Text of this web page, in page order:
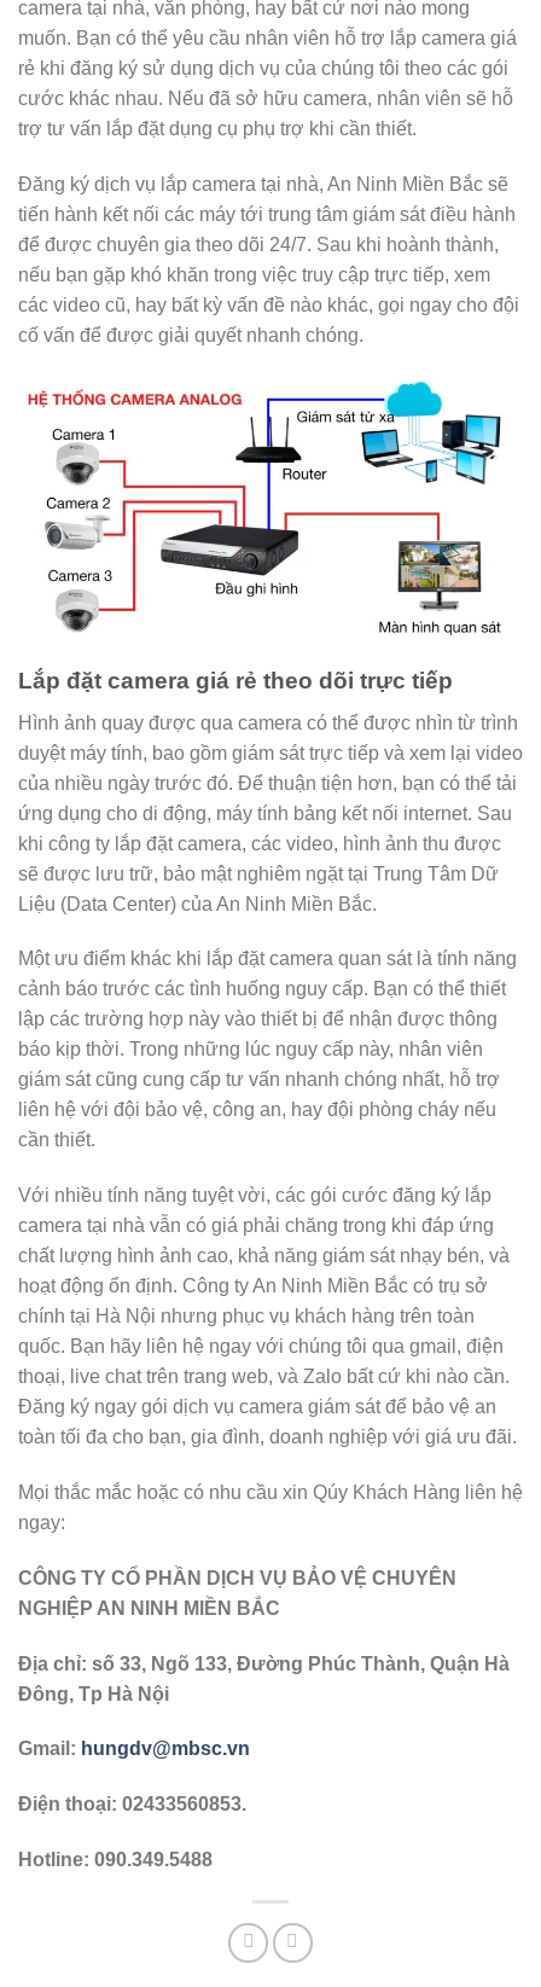
camera tại nhà, văn phòng, hay bất cứ nơi nào mong
muốn. Bạn có thể yêu cầu nhân viên hỗ trợ lắp camera giá
rẻ khi đăng ký sử dụng dịch vụ của chúng tôi theo các gói
cước khác nhau. Nếu đã sở hữu camera, nhân viên sẽ hỗ
trợ tư vấn lắp đặt dụng cụ phụ trợ khi cần thiết.
Đăng ký dịch vụ lắp camera tại nhà, An Ninh Miền Bắc sẽ
tiến hành kết nối các máy tới trung tâm giám sát điều hành
để được chuyên gia theo dõi 24/7. Sau khi hoành thành,
nếu bạn gặp khó khăn trong việc truy cập trực tiếp, xem
các video cũ, hay bất kỳ vấn đề nào khác, gọi ngay cho đội
cố vấn để được giải quyết nhanh chóng.
Lắp đặt camera giá rẻ theo dõi trực tiếp
Hình ảnh quay được qua camera có thể được nhìn từ trình
duyệt máy tính, bao gồm giám sát trực tiếp và xem lại video
của nhiều ngày trước đó. Để thuận tiện hơn, bạn có thể tải
ứng dụng cho di động, máy tính bảng kết nối internet. Sau
khi công ty lắp đặt camera, các video, hình ảnh thu được
sẽ được lưu trữ, bảo mật nghiêm ngặt tại Trung Tâm Dữ
Liệu (Data Center) của An Ninh Miền Bắc.
Một ưu điểm khác khi lắp đặt camera quan sát là tính năng
cảnh báo trước các tình huống nguy cấp. Bạn có thể thiết
lập các trường hợp này vào thiết bị để nhận được thông
báo kịp thời. Trong những lúc nguy cấp này, nhân viên
giám sát cũng cung cấp tư vấn nhanh chóng nhất, hỗ trợ
liên hệ với đội bảo vệ, công an, hay đội phòng cháy nếu
cần thiết.
Với nhiều tính năng tuyệt vời, các gói cước đăng ký lắp
camera tại nhà vẫn có giá phải chăng trong khi đáp ứng
chất lượng hình ảnh cao, khả năng giám sát nhạy bén, và
hoạt động ổn định. Công ty An Ninh Miền Bắc có trụ sở
chính tại Hà Nội nhưng phục vụ khách hàng trên toàn
quốc. Bạn hãy liên hệ ngay với chúng tôi qua gmail, điện
thoại, live chat trên trang web, và Zalo bất cứ khi nào cần.
Đăng ký ngay gói dịch vụ camera giám sát để bảo vệ an
toàn tối đa cho bạn, gia đình, doanh nghiệp với giá ưu đãi.
Mọi thắc mắc hoặc có nhu cầu xin Qúy Khách Hàng liên hệ
ngay:
CÔNG TY CỔ PHẦN DỊCH VỤ BẢO VỆ CHUYÊN
NGHIỆP AN NINH MIỀN BẮC
Địa chỉ: số 33, Ngõ 133, Đường Phúc Thành, Quận Hà
Đông, Tp Hà Nội
Gmail: hungdv@mbsc.vn
Điện thoại: 02433560853.
Hotline: 090.349.5488